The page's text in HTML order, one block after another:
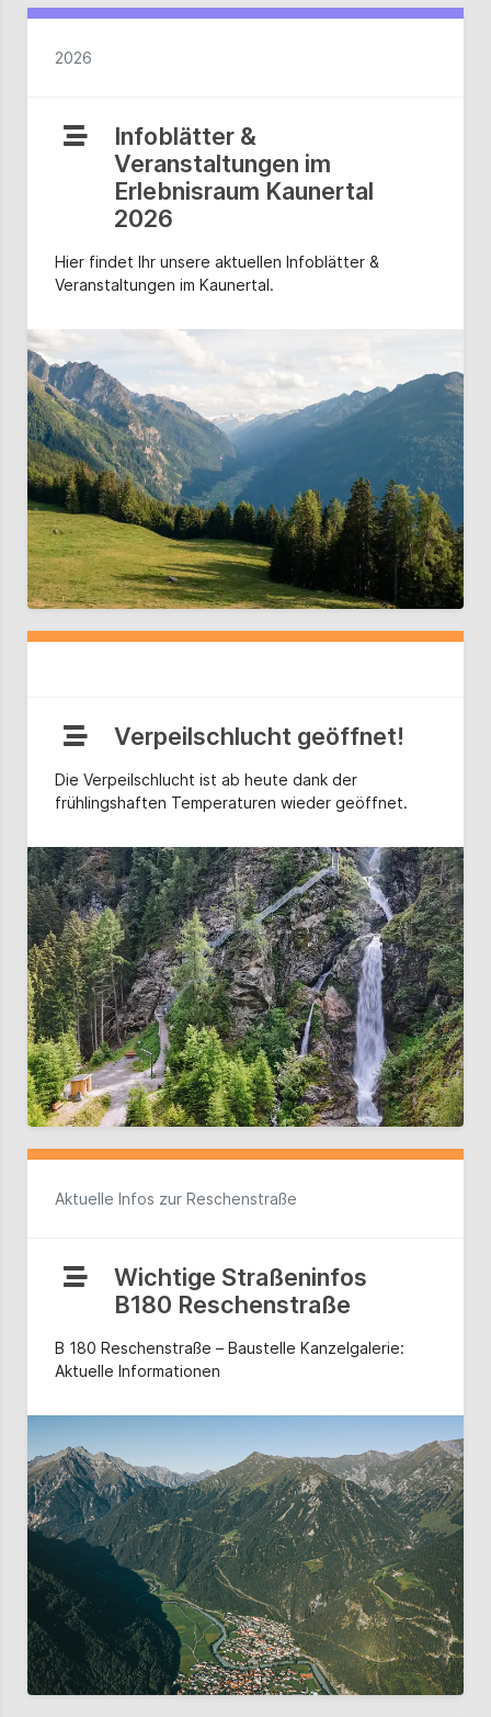
2026
Infoblätter &
Veranstaltungen im
Erlebnisraum Kaunertal
2026
Hier findet Ihr unsere aktuellen Infoblätter &
Veranstaltungen im Kaunertal.
Verpeilschlucht geöffnet!
Die Verpeilschlucht ist ab heute dank der
frühlingshaften Temperaturen wieder geöffnet.
Aktuelle Infos zur Reschenstraße
Wichtige Straßeninfos
B180 Reschenstraße
B 180 Reschenstraße – Baustelle Kanzelgalerie:
Aktuelle Informationen